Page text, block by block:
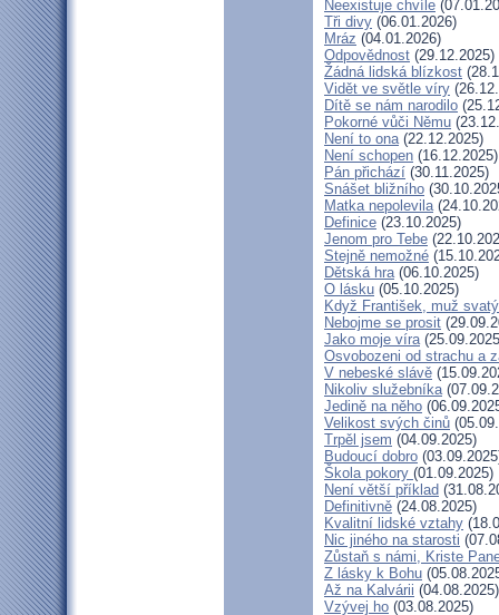
Neexistuje chvíle
Tři divy (06.01.2026)
Mráz (04.01.2026)
Odpovědnost (29.12.2025)
Žádná lidská blízkost
Vidět ve světle víry
Dítě se nám narodilo
Pokorné vůči Němu
Není to ona(22.12.2025)
Není schopen (16.12.2025)
Pán přichází (30.11.2025)
Snášet bližního
Matka nepolevila
Definice (23.10.2025)
Jenom pro Tebe
Stejně nemožné
Dětská hra(06.10.2025)
O lásku (05.10.2025)
Když František, muž svatý
Nebojme se prosit
Jako moje víra
Osvobozeni od strachu a
V nebeské slávě
Nikoliv služebníka
Jedině na něho
Velikost svých činů
Trpěl jsem (04.09.2025)
Budoucí dobro
Škola pokory (01.09.2025)
Není větší příklad
Definitivně (24.08.2025)
Kvalitní lidské vztahy
Nic jiného na starosti
Zůstaň s námi, Kriste
Z lásky k Bohu
Až na Kalvárii (04.08.2025)
Vzývej ho (03.08.2025)